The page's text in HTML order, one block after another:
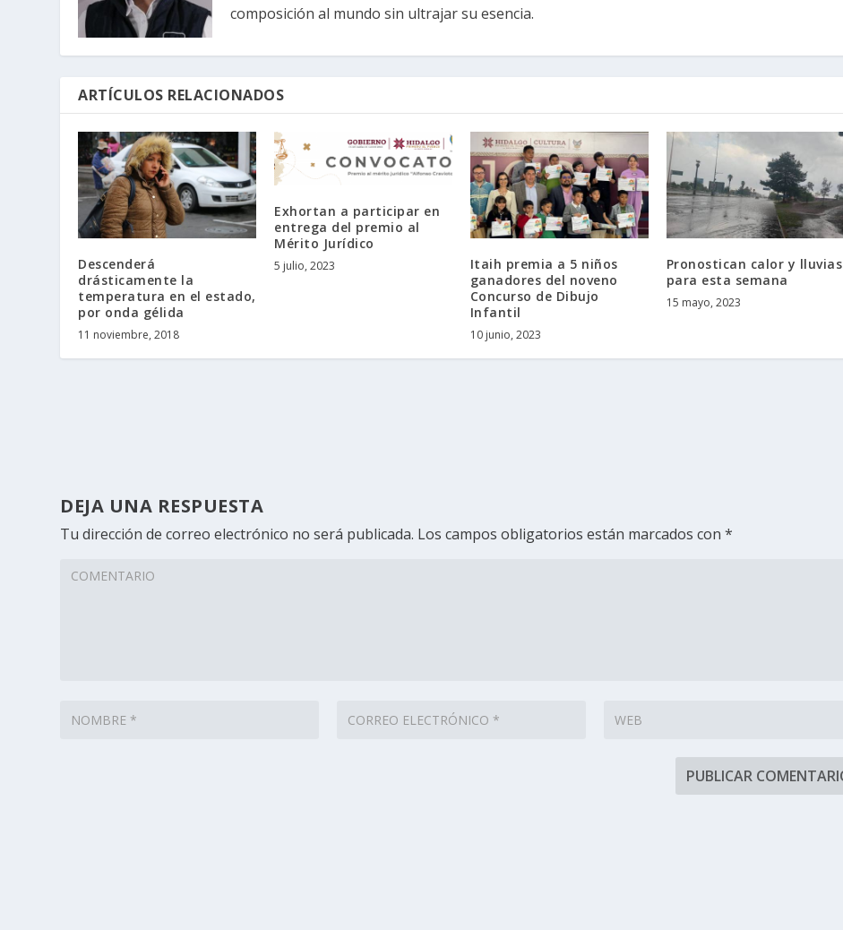
composición al mundo sin ultrajar su esencia.
ARTÍCULOS RELACIONADOS
Descenderá
drásticamente la
temperatura en el estado,
por onda gélida
11 noviembre, 2018
Exhortan a participar en
entrega del premio al
Mérito Jurídico
5 julio, 2023
Itaih premia a 5 niños
ganadores del noveno
Concurso de Dibujo
Infantil
10 junio, 2023
Pronostican calor y lluvias
para esta semana
15 mayo, 2023
DEJA UNA RESPUESTA
Tu dirección de correo electrónico no será publicada. Los campos obligatorios están marcados con*